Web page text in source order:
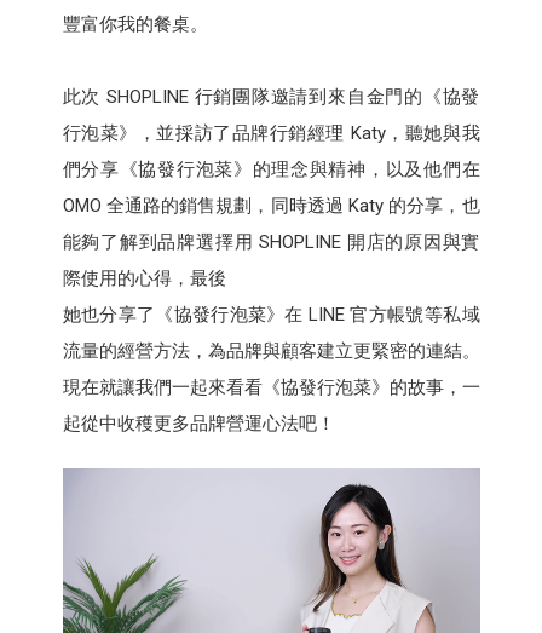
豐富你我的餐桌。
此次 SHOPLINE 行銷團隊邀請到來自金門的《協發
行泡菜》，並採訪了品牌行銷經理 Katy，聽她與我
們分享《協發行泡菜》的理念與精神，以及他們在
OMO 全通路的銷售規劃，同時透過 Katy 的分享，也
能夠了解到品牌選擇用 SHOPLINE 開店的原因與實
際使用的心得，最後
她也分享了《協發行泡菜》在 LINE 官方帳號等私域
流量的經營方法，為品牌與顧客建立更緊密的連結。
現在就讓我們一起來看看《協發行泡菜》的故事，一
起從中收穫更多品牌營運心法吧！